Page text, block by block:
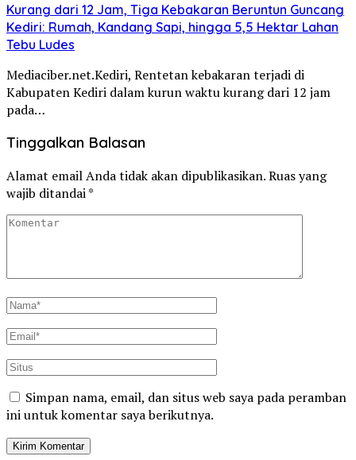
Kurang dari 12 Jam, Tiga Kebakaran Beruntun Guncang
Kediri: Rumah, Kandang Sapi, hingga 5,5 Hektar Lahan
Tebu Ludes
Mediaciber.net.Kediri, Rentetan kebakaran terjadi di
Kabupaten Kediri dalam kurun waktu kurang dari 12 jam
pada…
Tinggalkan Balasan
Alamat email Anda tidak akan dipublikasikan.Ruas yang
wajib ditandai*
Simpan nama, email, dan situs web saya pada peramban
ini untuk komentar saya berikutnya.